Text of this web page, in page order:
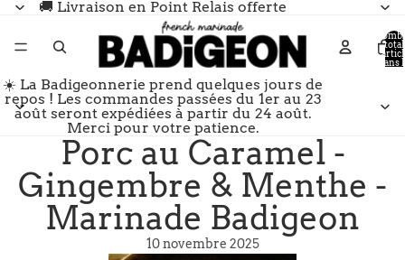
🚚 Livraison en Point Relais offerte
total
dans
☀️ La Badigeonnerie prend quelques jours de
repos ! Les commandes passées du 1er au 23
août seront expédiées à partir du 24 août.
Merci pour votre patience.
Porc au Caramel -
Gingembre & Menthe -
Marinade Badigeon
10 novembre 2025